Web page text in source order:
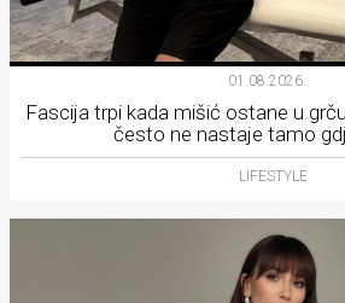
01.08.2026.
Fascija trpi kada mišić ostane u
često ne nastaje tamo
LIFESTYLE